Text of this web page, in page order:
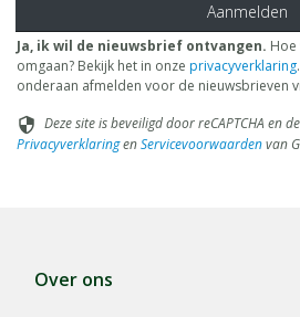
Aanmelden
Ja, ik wil de nieuwsbrief ontvangen. Hoe
omgaan? Bekijk het in onze privacyverklaring
onderaan afmelden voor de nieuwsbrieven
security Deze site is beveiligd door reCAPTCHA en de
PrivacyverklaringenServicevoorwaardenvan
Over ons